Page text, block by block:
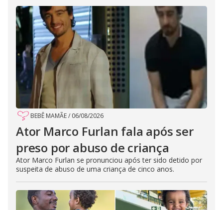
BEBÊ MAMÃE/ 06/08/2026
Ator Marco Furlan fala após ser
preso por abuso de criança
Ator Marco Furlan se pronunciou após ter sido detido por
suspeita de abuso de uma criança de cinco anos.